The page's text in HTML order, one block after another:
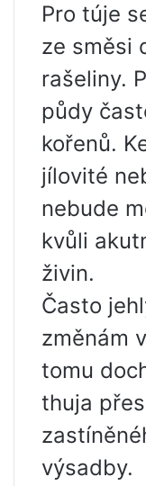
Pro túje
ze směsi
rašeliny.
půdy
kořenů.
jílovité
nebude
kvůli
živin.
Často
změnám
tomu
thuja
výsadby.